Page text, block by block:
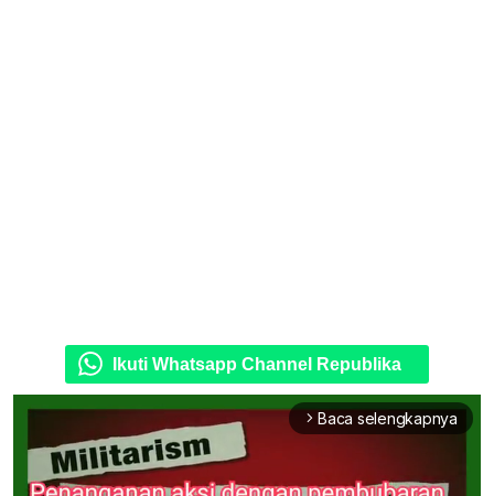
Ikuti Whatsapp Channel Republika
arrow_forward_ios Baca selengkapnya